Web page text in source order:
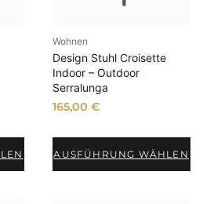
Wohnen
Design Stuhl Croisette
Indoor – Outdoor
Serralunga
165,00 €
AUSFÜHRUNG WÄHLEN